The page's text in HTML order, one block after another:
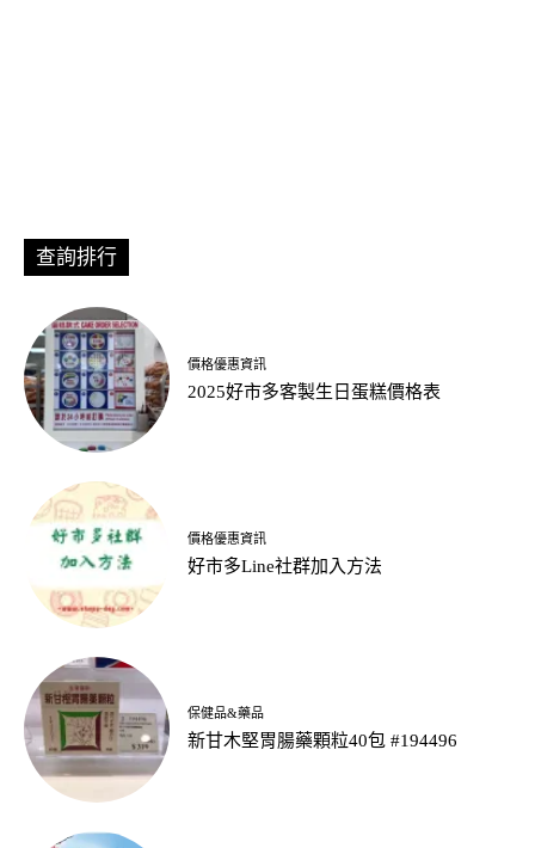
查詢排行
價格優惠資訊
2025好市多客製生日蛋糕價格表
價格優惠資訊
好市多Line社群加入方法
保健品&藥品
新甘木堅胃腸藥顆粒40包 #194496